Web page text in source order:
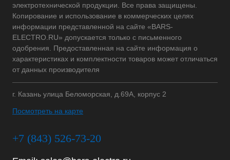
электротехнической продукции. Все права защищены.
Копирование и использование в коммерческих целях
информации представленной на сайте «BARS-
ELECTRO.RU» допускается только с письменного
одобрения. Предоставленная на сайте информация о
характеристиках и комплектности товаров может отличаться
от данных производителя
г. Казань улица Беломорская, д.69А, корпус 2
Посмотреть на карте
+7 (843) 526-73-20